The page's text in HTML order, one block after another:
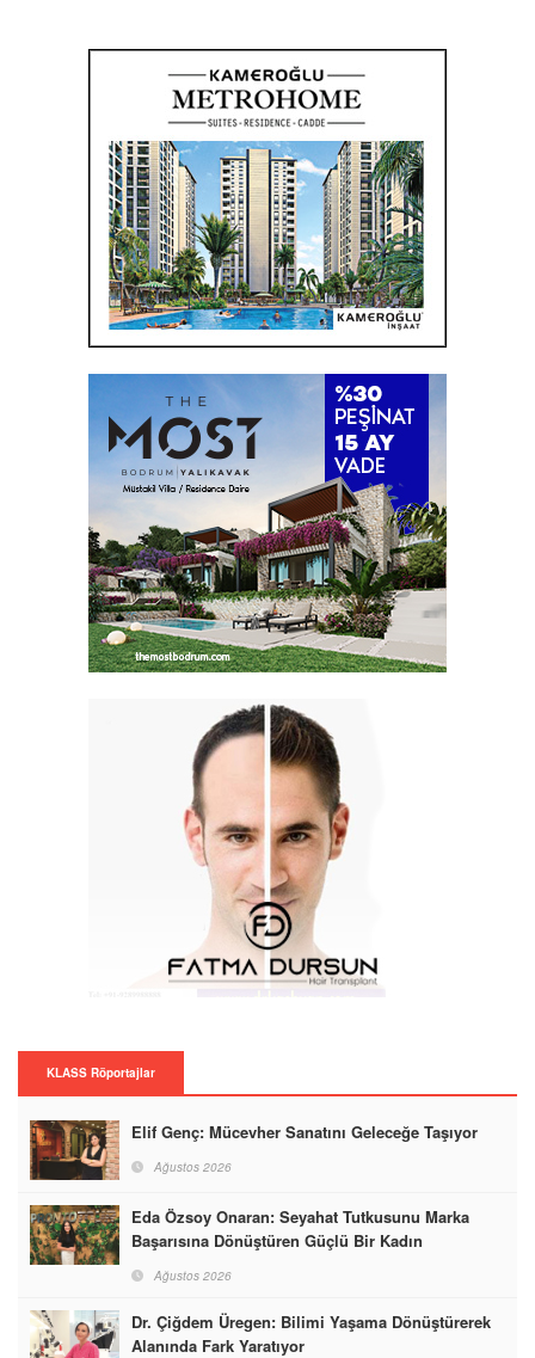
KLASS Röportajlar
Elif Genç: Mücevher Sanatını Geleceğe Taşıyor
Ağustos 2026
Eda Özsoy Onaran: Seyahat Tutkusunu Marka
Başarısına Dönüştüren Güçlü Bir Kadın
Ağustos 2026
Dr. Çiğdem Üregen: Bilimi Yaşama Dönüştürerek
Alanında Fark Yaratıyor